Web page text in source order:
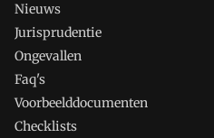
Nieuws
Jurisprudentie
Ongevallen
Faq's
Voorbeelddocumenten
Checklists